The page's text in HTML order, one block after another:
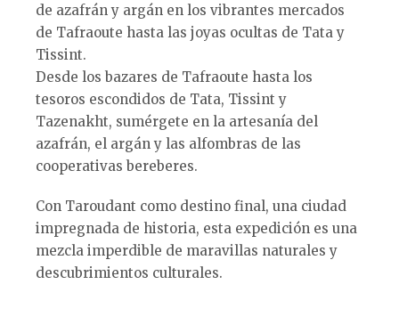
de azafrán y argán en los vibrantes mercados
de Tafraoute hasta las joyas ocultas de Tata y
Tissint.
Desde los bazares de Tafraoute hasta los
tesoros escondidos de Tata, Tissint y
Tazenakht, sumérgete en la artesanía del
azafrán, el argán y las alfombras de las
cooperativas bereberes.
Con Taroudant como destino final, una ciudad
impregnada de historia, esta expedición es una
mezcla imperdible de maravillas naturales y
descubrimientos culturales.